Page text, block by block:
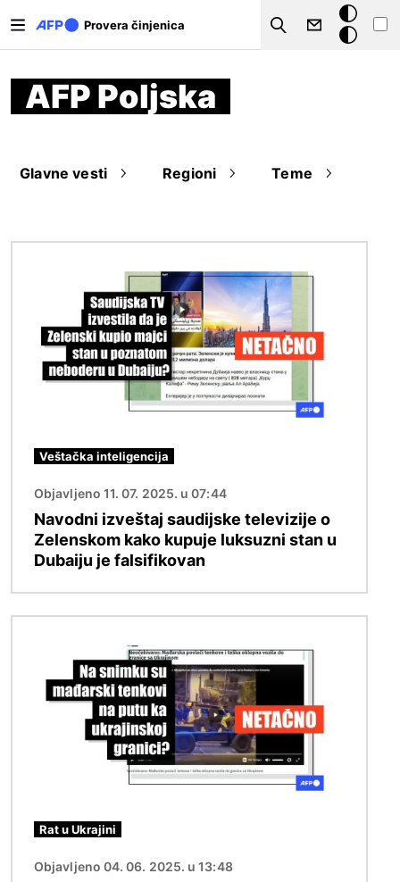
Provera činjenica
Search
Tamna
pozadina
AFP Poljska
Glavne vesti Regioni Teme
Veštačka inteligencija
Objavljeno 11. 07. 2025. u 07:44
Navodni izveštaj saudijske televizije o
Zelenskom kako kupuje luksuzni stan u
Dubaiju je falsifikovan
Rat u Ukrajini
Objavljeno 04. 06. 2025. u 13:48